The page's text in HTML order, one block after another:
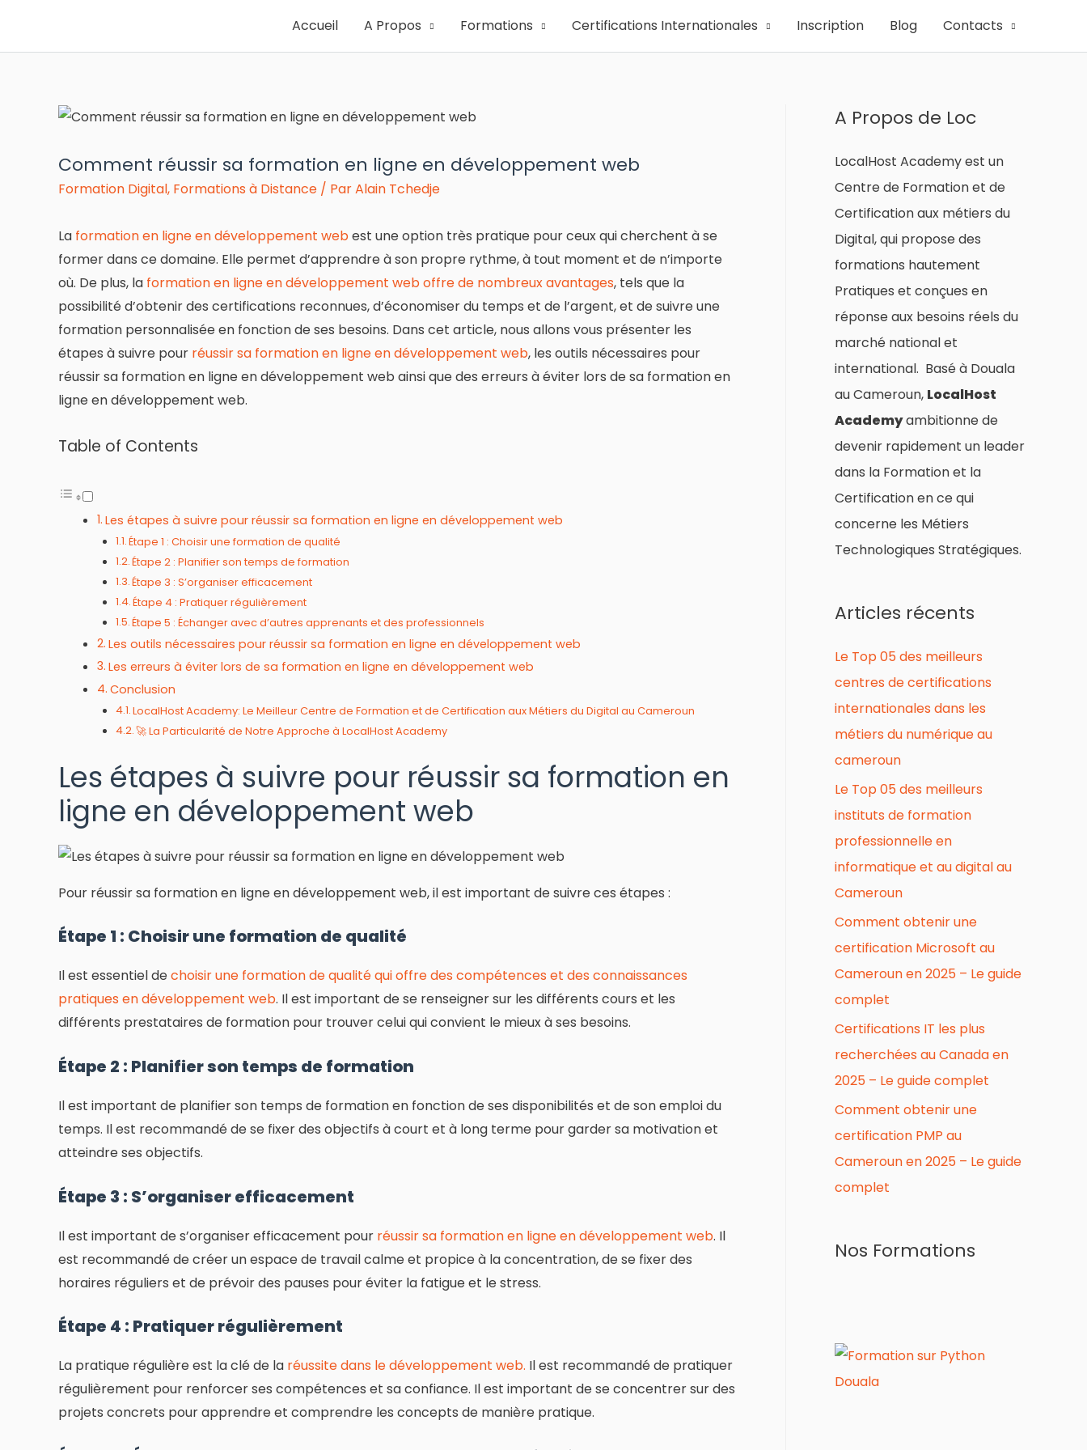
Accueil A Propos Formations Certifications Internationales Inscription Blog Contacts
Comment réussir sa formation en ligne en développement web
Formation Digital, Formations à Distance / ParAlain Tchedje
La formation en ligne en développement webest une option très pratique pour ceux qui cherchent à se
former dans ce domaine. Elle permet d’apprendre à son propre rythme, à tout moment et de n’importe
où. De plus, la formation en ligne en développement web offre de nombreux avantages, tels que la
possibilité d’obtenir des certifications reconnues, d’économiser du temps et de l’argent, et de suivre une
formation personnalisée en fonction de ses besoins. Dans cet article, nous allons vous présenter les
étapes à suivre pour réussir sa formation en ligne en développement web, les outils nécessaires pour
réussir sa formation en ligne en développement web ainsi que des erreurs à éviter lors de sa formation en
ligne en développement web.
Table of Contents
Les étapes à suivre pour réussir sa formation en ligne en développement web
Étape 1 : Choisir une formation de qualité
Étape 2 : Planifier son temps de formation
Étape 3 : S’organiser efficacement
Étape 4 : Pratiquer régulièrement
Étape 5 : Échanger avec d’autres apprenants et des professionnels
Les outils nécessaires pour réussir sa formation en ligne en développement web
Les erreurs à éviter lors de sa formation en ligne en développement web
Conclusion
LocalHost Academy: Le Meilleur Centre de Formation et de Certification aux Métiers du Digital au Cameroun
🚀 La Particularité de Notre Approche à LocalHost Academy
Les étapes à suivre pour réussir sa formation en
ligne en développement web
Pour réussir sa formation en ligne en développement web, il est important de suivre ces étapes :
Étape 1 : Choisir une formation de qualité
Il est essentiel dechoisir une formation de qualité qui offre des compétences et des connaissances
pratiques en développement web. Il est important de se renseigner sur les différents cours et les
différents prestataires de formation pour trouver celui qui convient le mieux à ses besoins.
Étape 2 : Planifier son temps de formation
Il est important de planifier son temps de formation en fonction de ses disponibilités et de son emploi du
temps. Il est recommandé de se fixer des objectifs à court et à long terme pour garder sa motivation et
atteindre ses objectifs.
Étape 3 : S’organiser efficacement
Il est important de s’organiser efficacement pour réussir sa formation en ligne en développement web. Il
est recommandé de créer un espace de travail calme et propice à la concentration, de se fixer des
horaires réguliers et de prévoir des pauses pour éviter la fatigue et le stress.
Étape 4 : Pratiquer régulièrement
La pratique régulière est la clé de la réussite dans le développement web. Il est recommandé de pratiquer
régulièrement pour renforcer ses compétences et sa confiance. Il est important de se concentrer sur des
projets concrets pour apprendre et comprendre les concepts de manière pratique.
A Propos de Loc
LocalHost Academy est un
Centre de Formation et de
Certification aux métiers du
Digital, qui propose des
formations hautement
Pratiques et conçues en
réponse aux besoins réels du
marché national et
international. Basé à Douala
au Cameroun, LocalHost
Academyambitionne de
devenir rapidement un leader
dans la Formation et la
Certification en ce qui
concerne les Métiers
Technologiques Stratégiques.
Articles récents
Le Top 05 des meilleurs
centres de certifications
internationales dans les
métiers du numérique au
cameroun
Le Top 05 des meilleurs
instituts de formation
professionnelle en
informatique et au digital au
Cameroun
Comment obtenir une
certification Microsoft au
Cameroun en 2025 – Le guide
complet
Certifications IT les plus
recherchées au Canada en
2025 – Le guide complet
Comment obtenir une
certification PMP au
Cameroun en 2025 – Le guide
complet
Nos Formations